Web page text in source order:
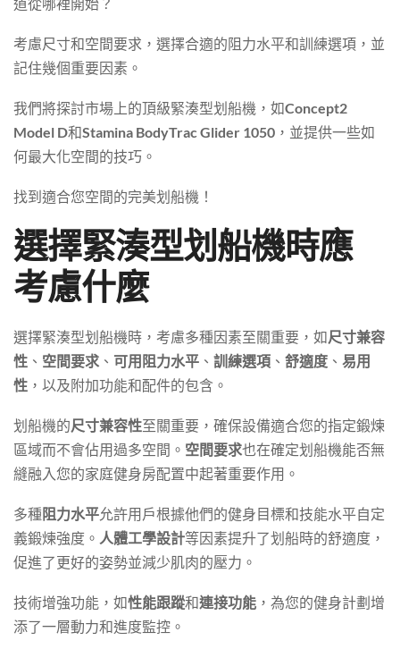
考慮尺寸和空間要求，選擇合適的阻力水平和訓練選項，並
記住幾個重要因素。
我們將探討市場上的頂級緊湊型划船機，如Concept2
Model D和Stamina BodyTrac Glider 1050 ，並提供一些如
何最大化空間的技巧。
找到適合您空間的完美划船機！
選擇緊湊型划船機時應
考慮什麼
選擇緊湊型划船機時，考慮多種因素至關重要，如尺寸兼容
性 、 空間要求 、 可用阻力水平 、 訓練選項 、 舒適度 、 易用
性 ，以及附加功能和配件的包含。
划船機的尺寸兼容性至關重要，確保設備適合您的指定鍛煉
區域而不會佔用過多空間。 空間要求也在確定划船機能否無
縫融入您的家庭健身房配置中起著重要作用。
多種阻力水平允許用戶根據他們的健身目標和技能水平自定
義鍛煉強度。 人體工學設計等因素提升了划船時的舒適度，
促進了更好的姿勢並減少肌肉的壓力。
技術增強功能，如性能跟蹤和連接功能 ，為您的健身計劃增
添了一層動力和進度監控。